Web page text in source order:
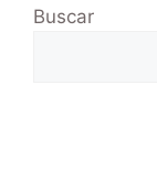
Buscar